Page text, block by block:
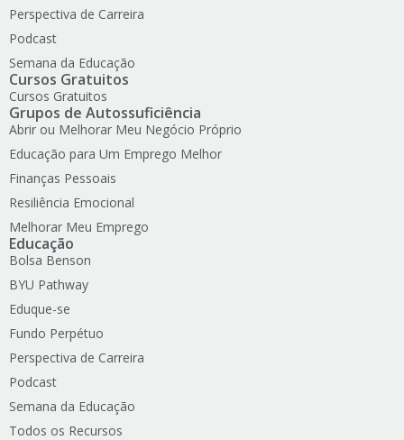
Perspectiva de Carreira
Podcast
Semana da Educação
Cursos Gratuitos
Cursos Gratuitos
Grupos de Autossuficiência
Abrir ou Melhorar Meu Negócio Próprio
Educação para Um Emprego Melhor
Finanças Pessoais
Resiliência Emocional
Melhorar Meu Emprego
Educação
Bolsa Benson
BYU Pathway
Eduque-se
Fundo Perpétuo
Perspectiva de Carreira
Podcast
Semana da Educação
Todos os Recursos